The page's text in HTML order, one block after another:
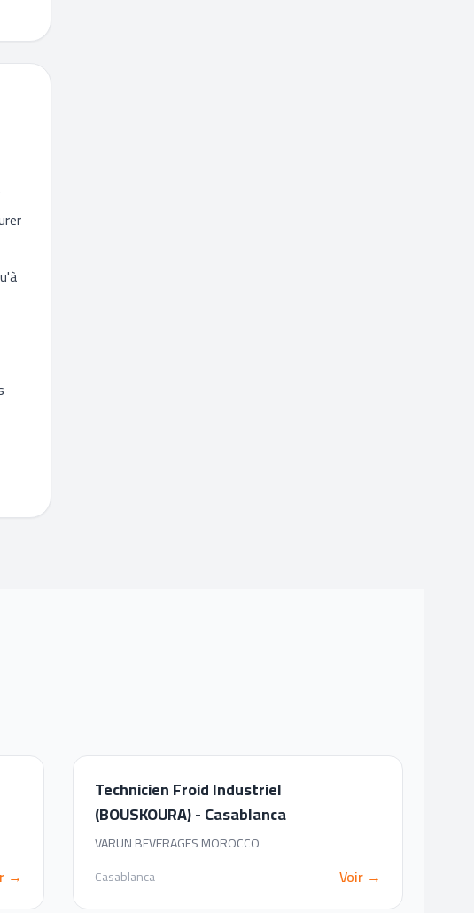
→
Technicien Froid Industriel
(BOUSKOURA) - Casablanca
VARUN BEVERAGES MOROCCO
Casablanca
Voir →